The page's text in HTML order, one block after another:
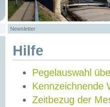
Newsletter
Hilfe
Pegelauswahl
Kennzeichnende
Zeitbezug der